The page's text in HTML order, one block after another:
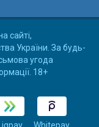
сайті,
України. За будь-
угода
18+